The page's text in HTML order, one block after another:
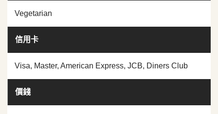
Vegetarian
信用卡
Visa, Master, American Express, JCB, Diners Club
價錢